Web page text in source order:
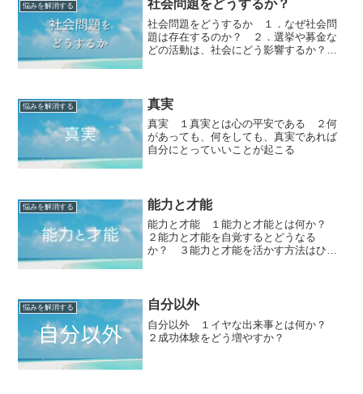
悩みを解消する 社会問題をどうするか？
社会問題をどうするか １．なぜ社会問
題は存在するのか？ ２．選挙や募金な
どの活動は、社会にどう影響するか？
悩みを解消する 真実
真実 １真実とは心の平安である ２何
があっても、何をしても、真実であれば
自分にとっていいことが起こる
悩みを解消する 能力と才能
能力と才能 １能力と才能とは何か？
２能力と才能を自覚するとどうなる
か？ ３能力と才能を活かす方法はひと
悩みを解消する 自分以外
自分以外 １イヤな出来事とは何か？
２成功体験をどう増やすか？